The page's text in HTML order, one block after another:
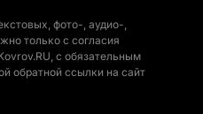
фото-, аудио-,
только с согласия
с обязательным
обратной ссылки на сайт